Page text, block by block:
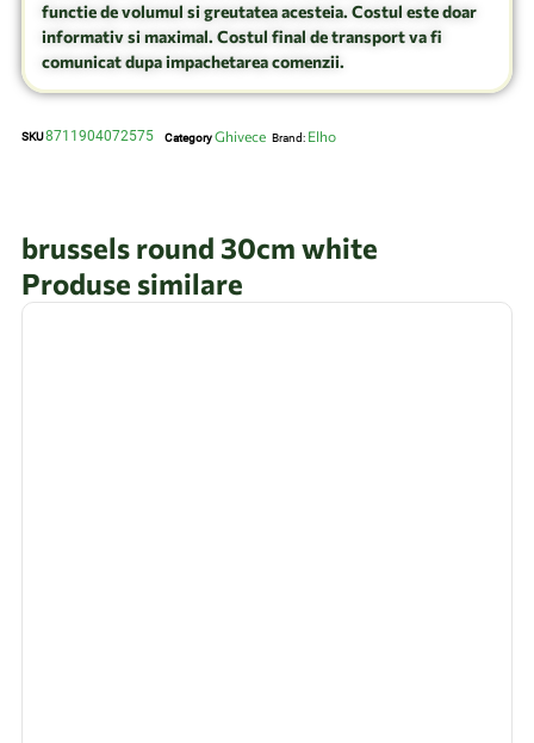
functie de volumul si greutatea acesteia. Costul este doar
informativ si maximal. Costul final de transport va fi
comunicat dupa impachetarea comenzii.
SKU8711904072575 CategoryGhivece Brand: Elho
brussels round 30cm white
Produse similare